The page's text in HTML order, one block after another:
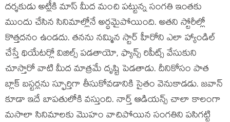
దర్శకుడు అట్లీకి మాస్ మీద మంచి పట్టున్న సంగతి ఇంతకు
ముందు చేసిన సినిమాల్లోనే అర్థమైపోయింది. అతని స్టోరీల్లో
కొత్తదనం ఉండదు. తనను నమ్మిన స్టార్ హీరోని ఎలా హ్యాండిల్
చేస్తే థియేటర్లో విజిల్స్ పడతాయో, ఫ్యాన్స్ రిపీట్స్ వేసుకుని
చూస్తారో వాటి మీద మాత్రమే దృష్టి పెడతాడు. దీనికోసం పాత
బ్లాక్ బస్టర్లను స్ఫూర్తిగా తీసుకోవడానికి సైతం వెనుకాడడు. జవాన్
కూడా ఇదే బాపతులోకి వస్తుంది. నార్త్ ఆడియన్స్ చాలా కాలంగా
మసాలా సినిమాలకు మొహం వాచిపోయిన సంగతిని పసిగట్టి